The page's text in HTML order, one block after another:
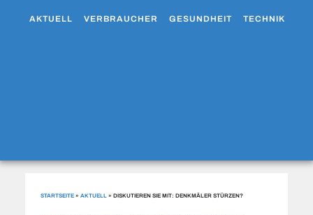
AKTUELL VERBRAUCHER GESUNDHEIT TECHNIK
STARTSEITE »AKTUELL »DISKUTIEREN SIE MIT: DENKMÄLER STÜRZEN?